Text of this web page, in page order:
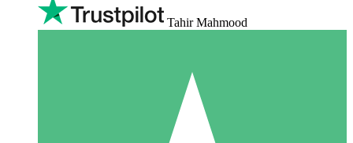
Tahir Mahmood